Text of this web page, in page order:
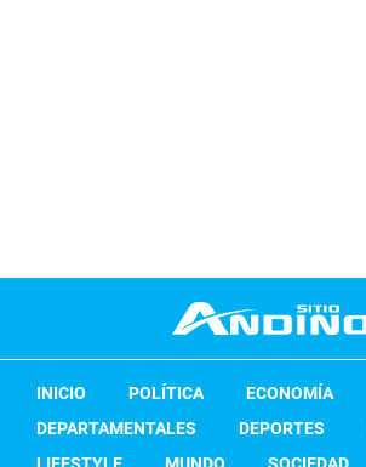
INICIO POLÍTICA ECONOMÍA
DEPARTAMENTALES
DEPORTES
LIFESTYLE
MUNDO SOCIEDAD